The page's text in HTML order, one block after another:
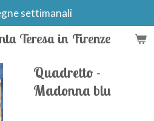
Teresa in Firenze
Quadretto -
Madonna blu